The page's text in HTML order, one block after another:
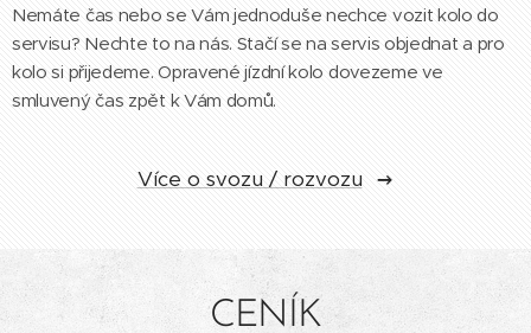
Nemáte čas nebo se Vám jednoduše nechce vozit kolo do
servisu? Nechte to na nás. Stačí se na servis objednat a pro
kolo si přijedeme. Opravené jízdní kolo dovezeme ve
smluvený čas zpět k Vám domů.
Více o svozu / rozvozu
CENÍK